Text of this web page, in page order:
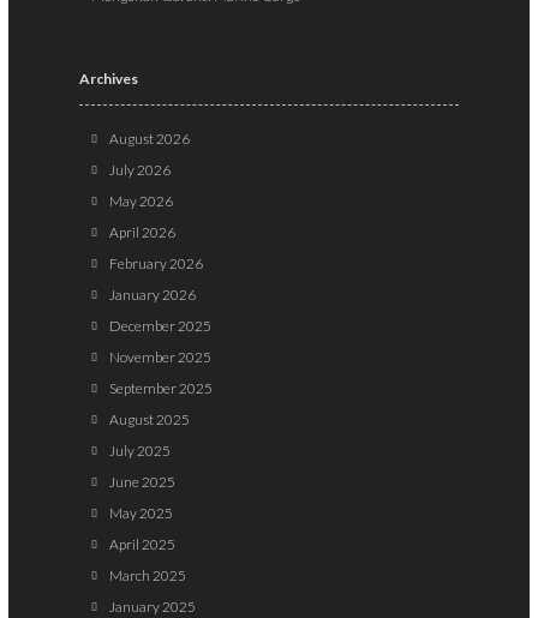
Archives
August 2026
July 2026
May 2026
April 2026
February 2026
January 2026
December 2025
November 2025
September 2025
August 2025
July 2025
June 2025
May 2025
April 2025
March 2025
January 2025